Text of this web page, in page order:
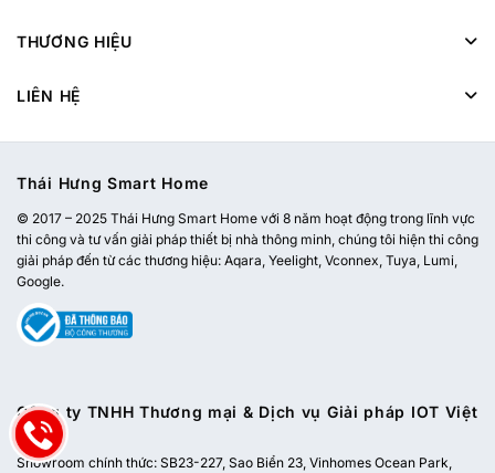
THƯƠNG HIỆU
LIÊN HỆ
Thái Hưng Smart Home
© 2017 – 2025 Thái Hưng Smart Home với 8 năm hoạt động trong lĩnh vực
thi công và tư vấn giải pháp thiết bị nhà thông minh, chúng tôi hiện thi công
giải pháp đến từ các thương hiệu: Aqara, Yeelight, Vconnex, Tuya, Lumi,
Google.
Công ty TNHH Thương mại & Dịch vụ Giải pháp IOT Việt
Nam
Showroom chính thức: SB23-227, Sao Biển 23, Vinhomes Ocean Park,